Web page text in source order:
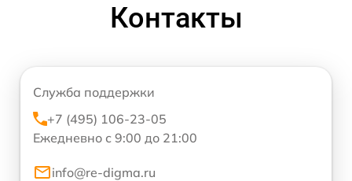
Контакты
Служба поддержки
+7 (495) 106-23-05
Ежедневно с 9:00 до 21:00
info@re-digma.ru